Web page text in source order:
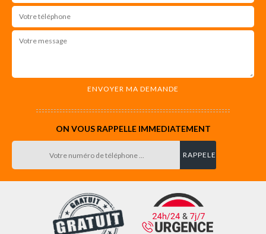
ON VOUS RAPPELLE IMMEDIATEMENT